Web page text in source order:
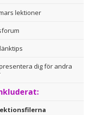
lektioner
dig för andra